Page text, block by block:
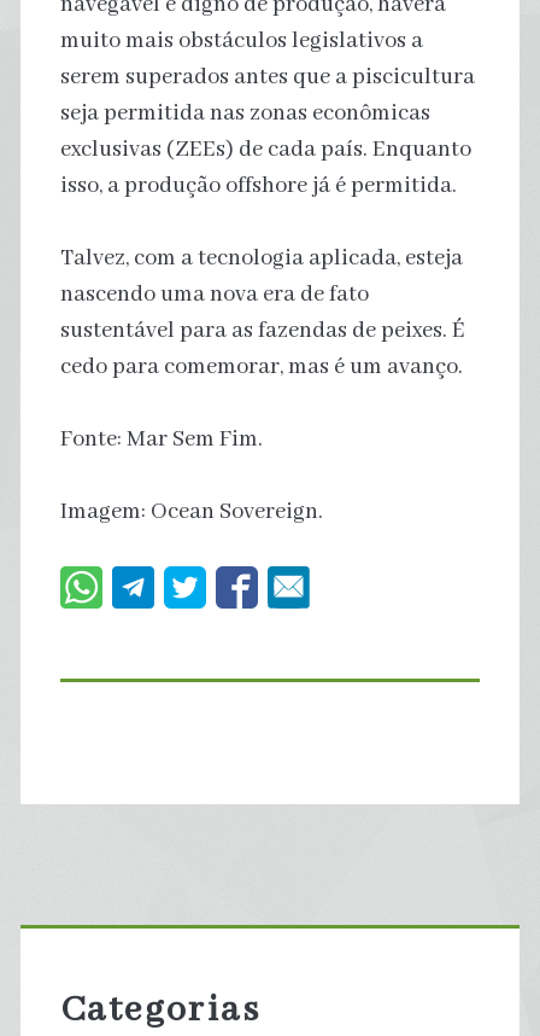
muito mais obstáculos legislativos a
serem superados antes que a piscicultura
seja permitida nas zonas econômicas
exclusivas (ZEEs) de cada país. Enquanto
isso, a produção offshore já é permitida.
Talvez, com a tecnologia aplicada, esteja
nascendo uma nova era de fato
sustentável para as fazendas de peixes. É
cedo para comemorar, mas é um avanço.
Fonte: Mar Sem Fim.
Imagem: Ocean Sovereign.
Primary
Sidebar
Categorias